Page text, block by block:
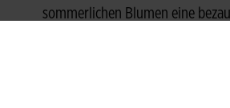
sommerlichen Blumen eine